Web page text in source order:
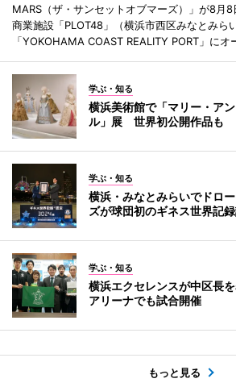
MARS（ザ・サンセットオブマーズ）」が8月
商業施設「PLOT48」（横浜市西区みなとみら
「YOKOHAMA COAST REALITY PORT」にオ
学ぶ・知る
横浜美術館で「マリー・ア
ル」展 世界初公開作品も
学ぶ・知る
横浜・みなとみらいでドロ
ズが球団初のギネス世界記
学ぶ・知る
横浜エクセレンスが中区長
アリーナでも試合開催
もっと見る